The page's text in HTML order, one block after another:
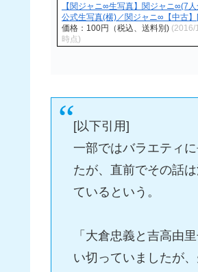
【関ジャニ∞生写真】関ジャニ∞(7
公式生写真(横)／関ジャニ∞【中古
価格：100円（税込、送料別) (2016/
時点)
[以下引用]
一部ではバラエティ
たが、直前でその話
ているという。
「大倉忠義と吉高由
い切っていましたが